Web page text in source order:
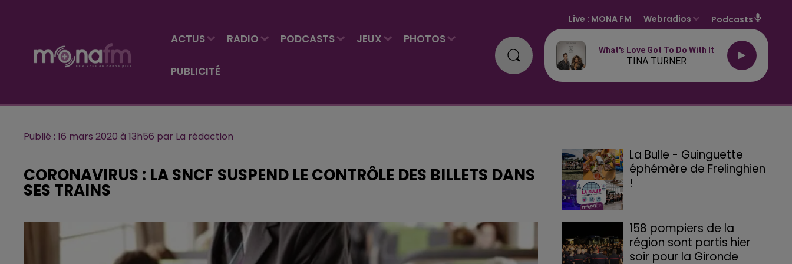
ACTUS RADIO PODCASTS JEUX PHOTOS
PUBLICITÉ
Live : MONA FM Webradios Podcasts
What's Love Got To Do With It
TINA TURNER
Publié : 16 mars 2020 à 13h56 par La rédaction
CORONAVIRUS : LA SNCF SUSPEND LE CONTRÔLE DES BILLETS DANS
SES TRAINS
La Bulle - Guinguette
éphémère de Frelinghien
!
158 pompiers de la
région sont partis hier
soir pour la Gironde